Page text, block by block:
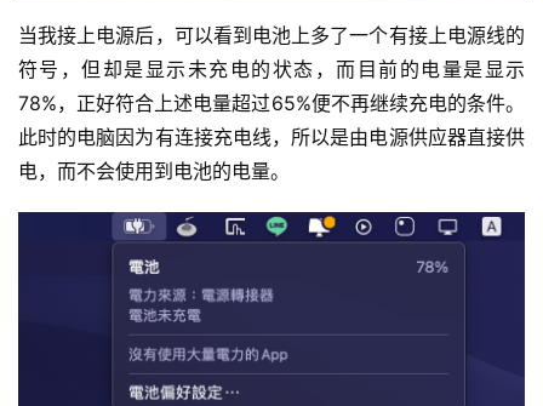
当我接上电源后，可以看到电池上多了一个有接上电源线的
符号，但却是显示未充电的状态，而目前的电量是显示
78%，正好符合上述电量超过65%便不再继续充电的条件。
此时的电脑因为有连接充电线，所以是由电源供应器直接供
电，而不会使用到电池的电量。